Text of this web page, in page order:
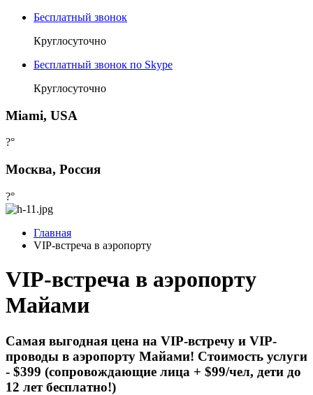
Бесплатный звонок
Круглосуточно
Бесплатный звонок по Skype
Круглосуточно
Miami, USA
?°
Москва, Россия
?°
Главная
VIP-встреча в аэропорту
VIP-встреча в аэропорту
Майами
Самая выгодная цена на VIP-встречу и VIP-
проводы в аэропорту Майами! Стоимость услуги
- $399 (сопровождающие лица + $99/чел, дети до
12 лет бесплатно!)